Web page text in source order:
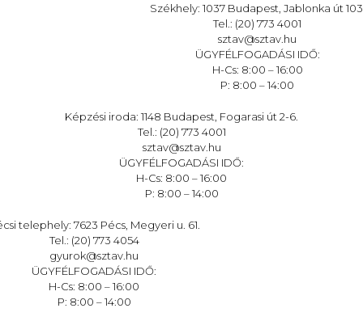
Székhely: 1037 Budapest, Jablonka út
Tel.: (20) 773 4001
sztav@sztav.hu
ÜGYFÉLFOGADÁSI IDŐ:
H-Cs: 8:00 – 16:00
P: 8:00 – 14:00
Képzési iroda: 1148 Budapest, Fogarasi út 2-6.
Tel.: (20) 773 4001
sztav@sztav.hu
ÜGYFÉLFOGADÁSI IDŐ:
H-Cs: 8:00 – 16:00
P: 8:00 – 14:00
telephely: 7623 Pécs, Megyeri u. 61.
Tel.: (20) 773 4054
gyurok@sztav.hu
ÜGYFÉLFOGADÁSI IDŐ:
H-Cs: 8:00 – 16:00
P: 8:00 – 14:00